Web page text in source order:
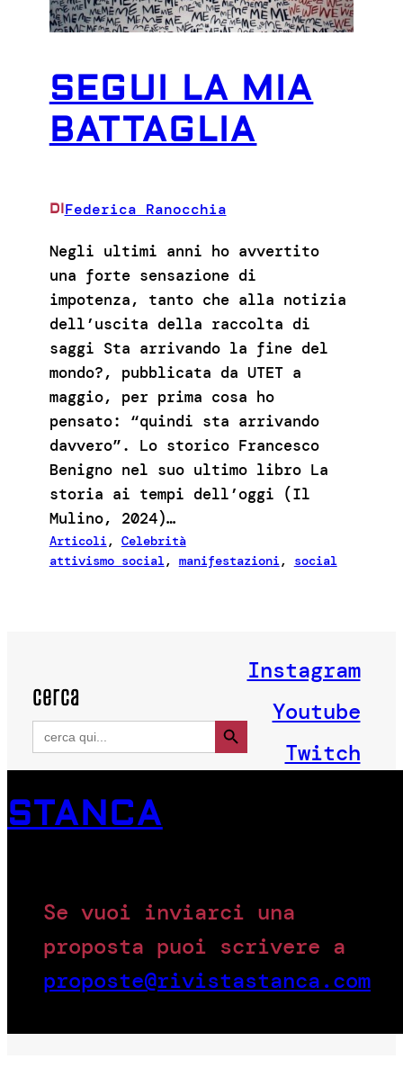
SEGUI LA MIA
BATTAGLIA
DIFederica Ranocchia
Negli ultimi anni ho avvertito
una forte sensazione di
impotenza, tanto che alla notizia
dell’uscita della raccolta di
saggi Sta arrivando la fine del
mondo?, pubblicata da UTET a
maggio, per prima cosa ho
pensato: “quindi sta arrivando
davvero”. Lo storico Francesco
Benigno nel suo ultimo libro La
storia ai tempi dell’oggi (Il
Mulino, 2024)…
Articoli, Celebrità
attivismo social, manifestazioni, social
cerca
Search
for:
Search Button
Instagram
Youtube
Twitch
STANCA
Se vuoi inviarci una
proposta puoi scrivere a
proposte@rivistastanca.com